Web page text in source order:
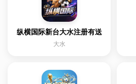
纵横国际新台大水注册有送
大水